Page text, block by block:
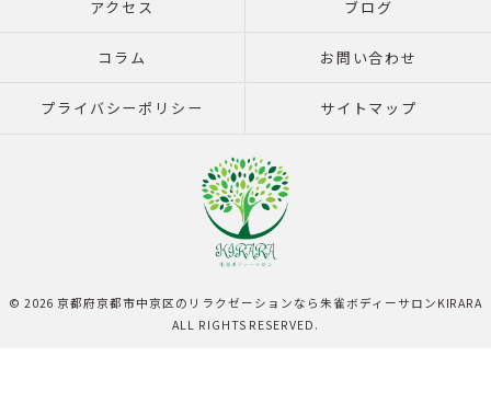
アクセス ブログ
コラム お問い合わせ
プライバシーポリシー サイトマップ
© 2026 京都府京都市中京区のリラクゼーションなら朱雀ボディーサロンKIRARA
ALL RIGHTS RESERVED.